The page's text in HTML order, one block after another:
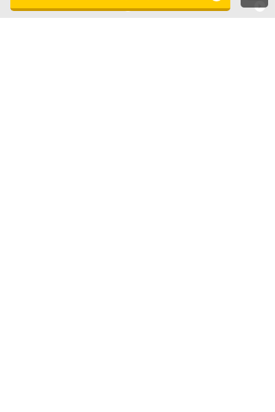
スマートウォッチ買取査定